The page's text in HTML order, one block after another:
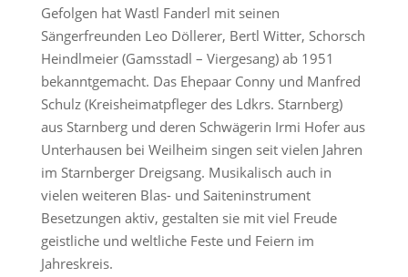
Gefolgen hat Wastl Fanderl mit seinen
Sängerfreunden Leo Döllerer, Bertl Witter, Schorsch
Heindlmeier (Gamsstadl – Viergesang) ab 1951
bekanntgemacht. Das Ehepaar Conny und Manfred
Schulz (Kreisheimatpfleger des Ldkrs. Starnberg)
aus Starnberg und deren Schwägerin Irmi Hofer aus
Unterhausen bei Weilheim singen seit vielen Jahren
im Starnberger Dreigsang. Musikalisch auch in
vielen weiteren Blas- und Saiteninstrument
Besetzungen aktiv, gestalten sie mit viel Freude
geistliche und weltliche Feste und Feiern im
Jahreskreis.